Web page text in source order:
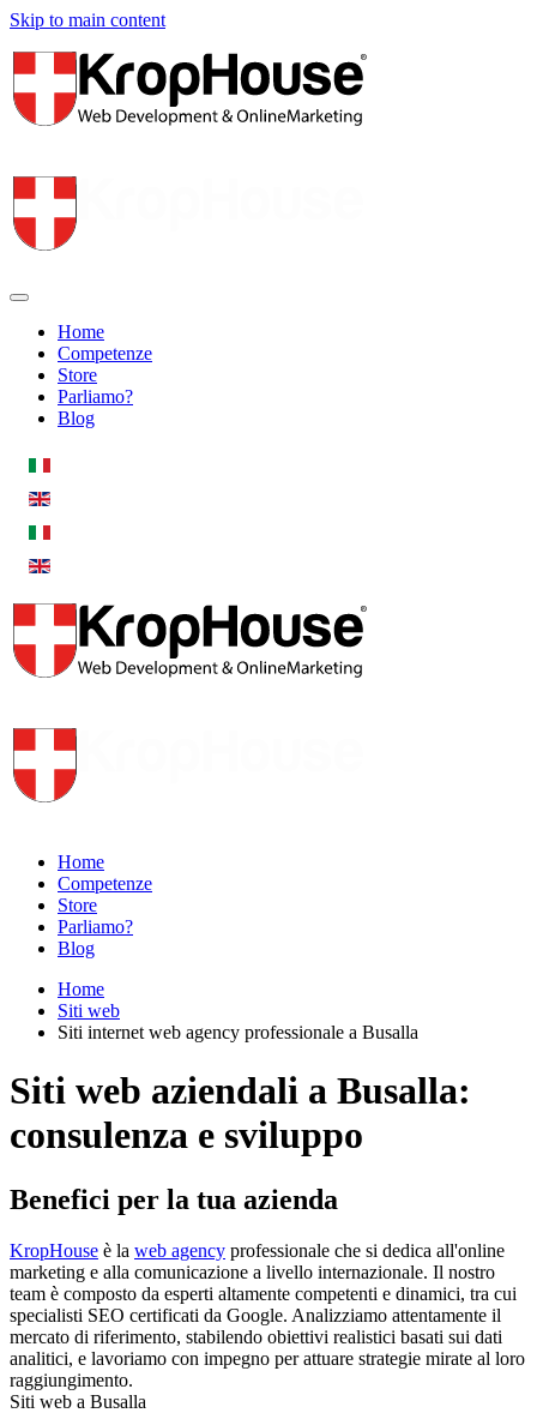
Skip to main content
Home
Competenze
Store
Parliamo?
Blog
Home
Competenze
Store
Parliamo?
Blog
Home
Siti web
Siti internet web agency professionale a Busalla
Siti web aziendali a Busalla:
consulenza e sviluppo
Benefici per la tua azienda
KropHouse è la web agency professionale che si dedica all'online
marketing e alla comunicazione a livello internazionale. Il nostro
team è composto da esperti altamente competenti e dinamici, tra cui
specialisti SEO certificati da Google. Analizziamo attentamente il
mercato di riferimento, stabilendo obiettivi realistici basati sui dati
analitici, e lavoriamo con impegno per attuare strategie mirate al loro
raggiungimento.
Siti web a Busalla